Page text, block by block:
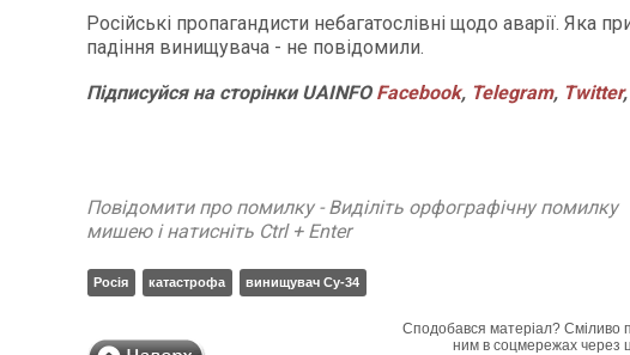
Російські пропагандисти небагатослівні щодо аварії. Яка
падіння винищувача - не повідомили.
Підписуйся на сторінки UAINFO Facebook, Telegram, Twitter,
Повідомити про помилку - Виділіть орфографічну помилку
мишею і натисніть Ctrl + Enter
Росія катастрофа винищувач Су-34
Сподобався матеріал? Сміливо
ним в соцмережах через